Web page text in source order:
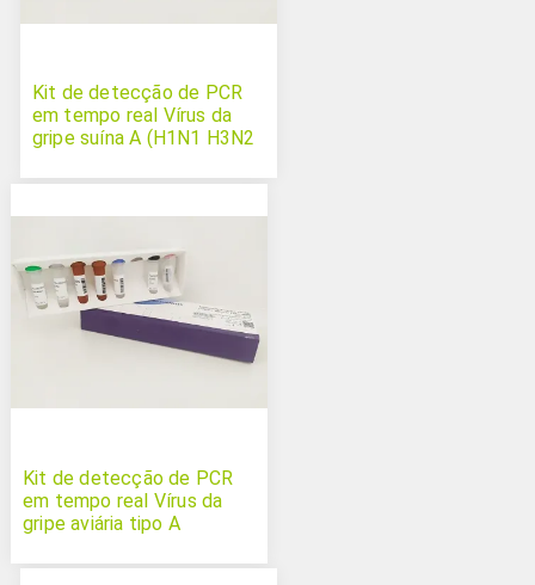
Kit de detecção de PCR
em tempo real Vírus da
gripe suína A (H1N1 H3N2
Kit de detecção de PCR
em tempo real Vírus da
gripe aviária tipo A